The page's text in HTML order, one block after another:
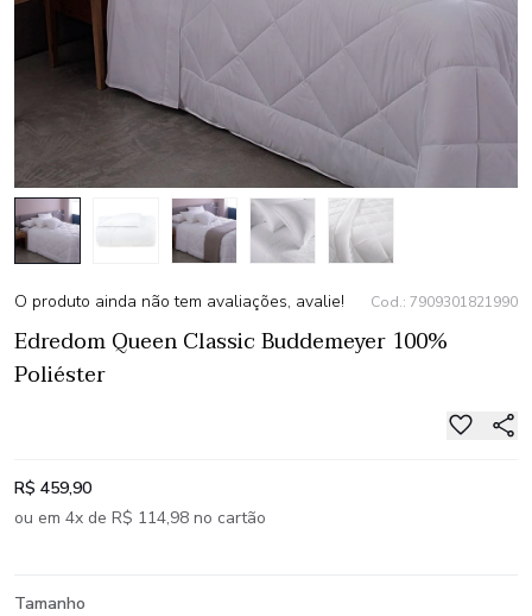
O produto ainda não tem avaliações, avalie! Cod.: 7909301821990
Edredom Queen Classic Buddemeyer 100%
Poliéster
R$ 459,90
ou em 4x de R$ 114,98 no cartão
Tamanho